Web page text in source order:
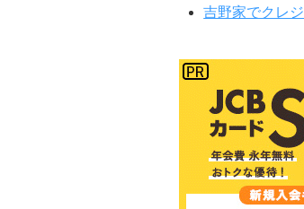
吉野家でクレ